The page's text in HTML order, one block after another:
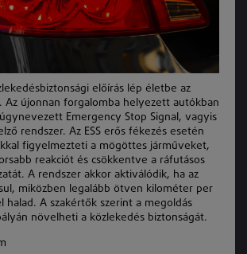
előírás lép életbe az
Az újonnan forgalomba helyezett autókban
Emergency Stop Signal, vagyis
rendszer. Az ESS erős fékezés esetén
figyelmezteti a mögöttes járműveket,
reakciót és csökkentve a ráfutásos
A rendszer akkor aktiválódik, ha az
miközben legalább ötven kilométer per
halad. A szakértők szerint a megoldás
növelheti a közlekedés biztonságát.